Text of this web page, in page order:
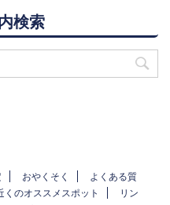
検索
おやくそく
よくある質
くのオススメスポット
リン